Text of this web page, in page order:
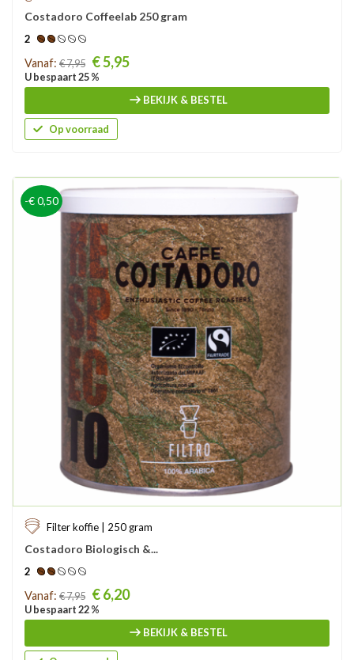
Costadoro Coffeelab 250 gram
2
Prijs
Vanaf: € 7,95 € 5,95
U bespaart 25 %
BEKIJK & BESTEL
Op voorraad
-€ 0,50
Filter koffie | 250 gram
Costadoro Biologisch &...
2
Prijs
Vanaf: € 7,95 € 6,20
U bespaart 22 %
BEKIJK & BESTEL